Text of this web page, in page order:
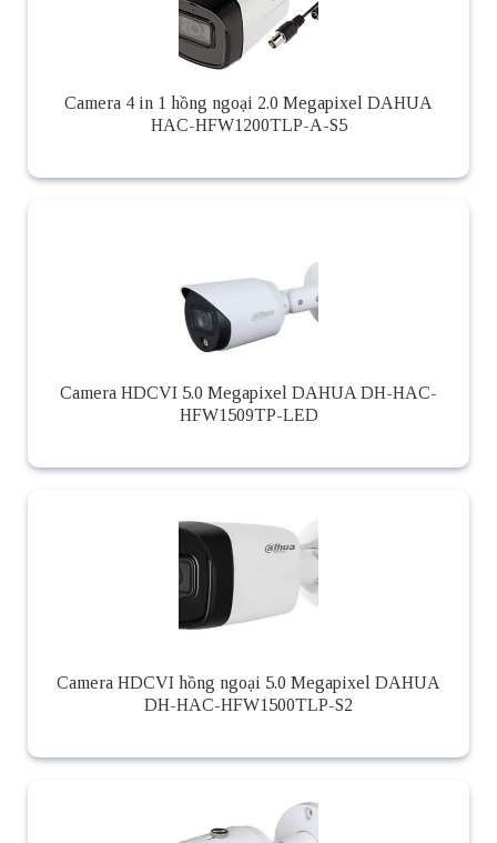
Camera 4 in 1 hồng ngoại 2.0 Megapixel DAHUA
HAC-HFW1200TLP-A-S5
Camera HDCVI 5.0 Megapixel DAHUA DH-HAC-
HFW1509TP-LED
Camera HDCVI hồng ngoại 5.0 Megapixel DAHUA
DH-HAC-HFW1500TLP-S2